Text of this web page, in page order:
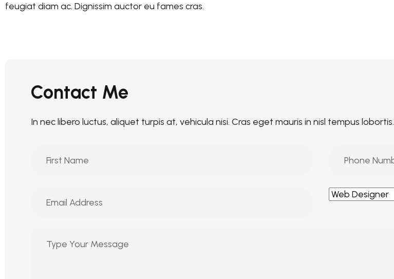
feugiat diam ac. Dignissim auctor eu fames cras.
Contact Me
In nec libero luctus, aliquet turpis at, vehicula nisi. Cras eget mauris in nisl tempus lobortis.